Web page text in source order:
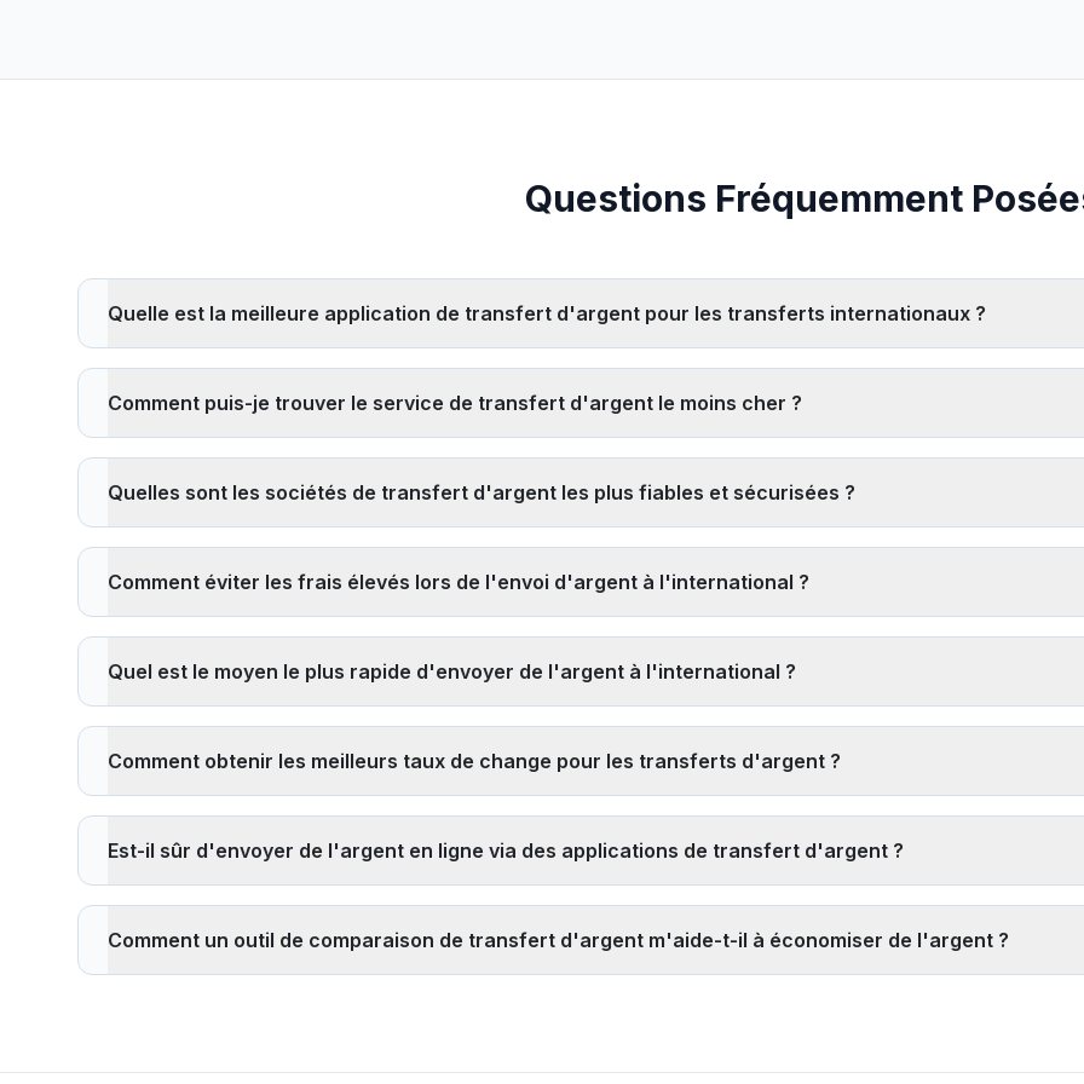
Questions Fréquemment
Quelle est la meilleure application de transfert d'argent pour les transferts internationaux ?
meilleure option pour votre itinéraire et montant de transfert spécifiques.
Comment puis-je trouver le service de transfert d'argent le moins cher ?
services traditionnels. Calculez toujours le coût total incluant les frais et la majoration du taux de change.
Quelles sont les sociétés de transfert d'argent les plus fiables et sécurisées ?
les fournisseurs que nous comparons sont agréés et sécurisés.
Comment éviter les frais élevés lors de l'envoi d'argent à l'international ?
réduire les coûts par transaction, 5) Choisissez les virements bancaires plutôt que le retrait d'espèces lorsque c'est
aéroports et zones touristiques.
Quel est le moyen le plus rapide d'envoyer de l'argent à l'international ?
fournisseurs. Les virements bancaires prennent généralement 1 à 3 jours ouvrables mais peuvent offrir de meilleurs taux
Comment obtenir les meilleurs taux de change pour les transferts d'argent ?
transfert lorsque votre devise locale est forte, et 6) Utilisez notreoutil de comparaison en temps réel
Est-il sûr d'envoyer de l'argent en ligne via des applications de transfert d'argent ?
fournisseur est agréé, lisez les avis et n'envoyez jamais d'argent à des destinataires inconnus ou à des fins suspectes.
Comment un outil de comparaison de transfert d'argent m'aide-t-il à économiser de l'argent ?